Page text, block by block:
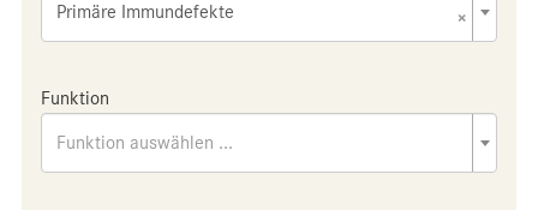
×
Primäre Immundefekte
Funktion
Funktion auswählen ...